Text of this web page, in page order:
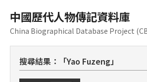
中國歷代人物傳記資料庫
China Biographical Database Project
搜尋結果：「Yao Fuzeng」